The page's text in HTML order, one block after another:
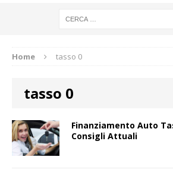
Home tasso 0
tasso 0
Finanziamento Auto
Consigli Attuali